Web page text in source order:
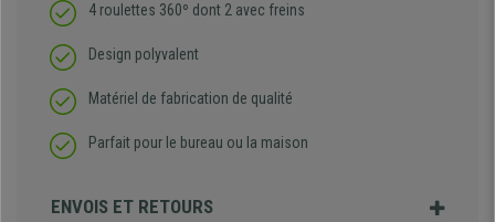
4 roulettes 360º dont 2 avec freins
Design polyvalent
Matériel de fabrication de qualité
Parfait pour le bureau ou la maison
ENVOIS ET RETOURS